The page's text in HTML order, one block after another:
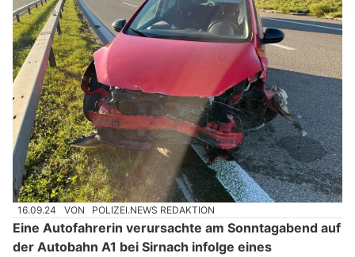
16.09.24 VON POLIZEI.NEWS REDAKTION
Eine Autofahrerin verursachte am Sonntagabend auf
der Autobahn A1 bei Sirnach infolge eines